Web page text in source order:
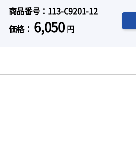
商品番号：113-C9201-12
価格： 6,050円